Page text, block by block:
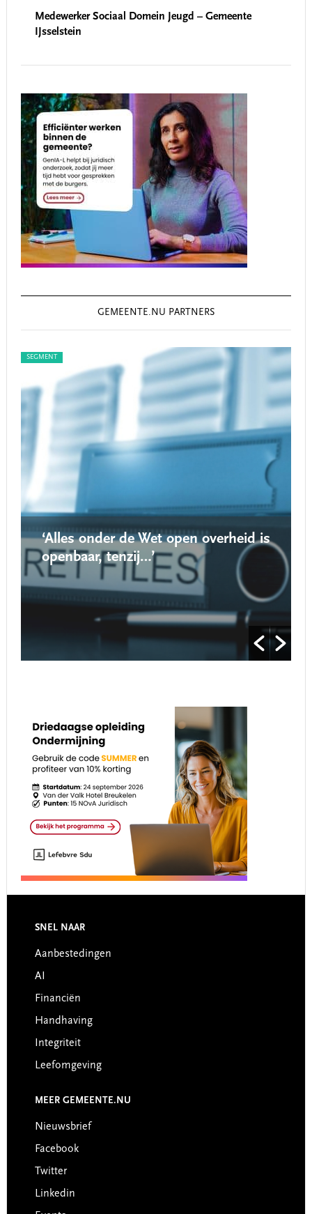
Medewerker Sociaal Domein Jeugd – Gemeente
IJsselstein
GEMEENTE.NU PARTNERS
SEGMENT
‘Alles onder de Wet open overheid is
openbaar, tenzij…’
Footer
SNEL NAAR
Aanbestedingen
AI
Financiën
Handhaving
Integriteit
Leefomgeving
MEER GEMEENTE.NU
Nieuwsbrief
Facebook
Twitter
Linkedin